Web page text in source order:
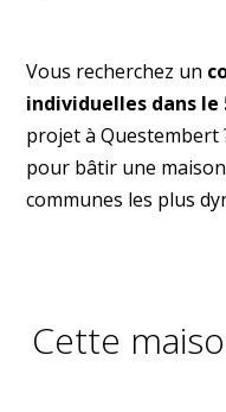
Vous recherchez un
individuelles dans le
projet à Questembert
pour bâtir une
communes les plus
Cette